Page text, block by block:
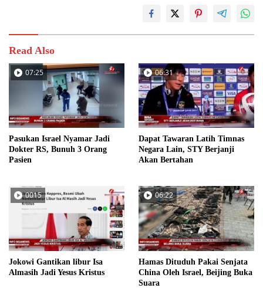
Read Also
07:25
Pasukan Israel Nyamar Jadi
Dokter RS, Bunuh 3 Orang
Pasien
06:31
Dapat Tawaran Latih Timnas
Negara Lain, STY Berjanji
Akan Bertahan
0015
Jokowi Gantikan libur Isa
Almasih Jadi Yesus Kristus
06:22
Hamas Dituduh Pakai Senjata
China Oleh Israel, Beijing Buka
Suara